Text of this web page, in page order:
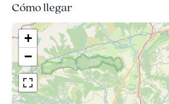
Cómo llegar
+
−